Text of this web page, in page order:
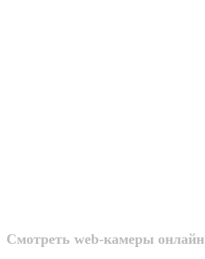
Смотреть web-камеры онлайн